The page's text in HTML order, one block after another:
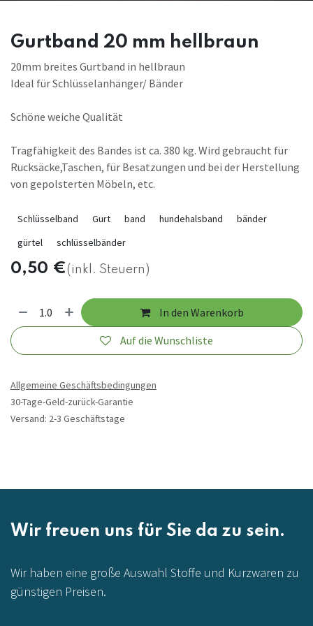
Gurtband 20 mm hellbraun
20mm breites Gurtband in hellbraun
Ideal für Schlüsselanhänger/ Bänder
Schöne weiche Qualität
Tragfähigkeit des Bandes ist ca. 380 kg. Wird gebraucht für
Rucksäcke,Taschen, für Besatzungen und bei der Herstellung
von gepolsterten Möbeln, etc.
Schlüsselband Gurt band hundehalsband
bänder
gürtel
schlüsselbänder
0,50 €(inkl. Steuern)
In den Warenkorb
Auf die Wunschliste
Allgemeine Geschäftsbedingungen
30-Tage-Geld-zurück-Garantie
Versand: 2-3 Geschäftstage
Wir freuen uns für Sie da zu sein.
Wir haben eine große Auswahl Stoffe und Kurzwaren zu
günstigen Preisen.